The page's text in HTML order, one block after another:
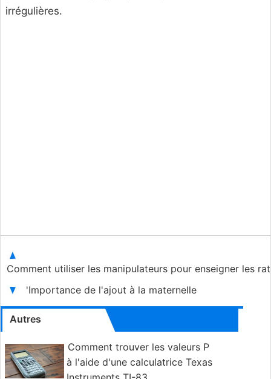
irrégulières.
Comment utiliser les manipulateurs pour enseigner les
'Importance de l'ajout à la maternelle
Autres
Comment trouver les valeurs P
à l'aide d'une calculatrice Texas